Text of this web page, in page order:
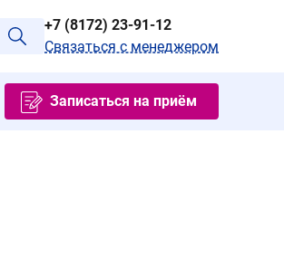
+7 (8172) 23-91-12
Связаться с менеджером
Записаться на приём